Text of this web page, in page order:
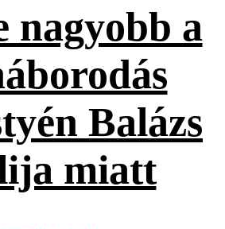
nagyobb a
Balázs
miatt